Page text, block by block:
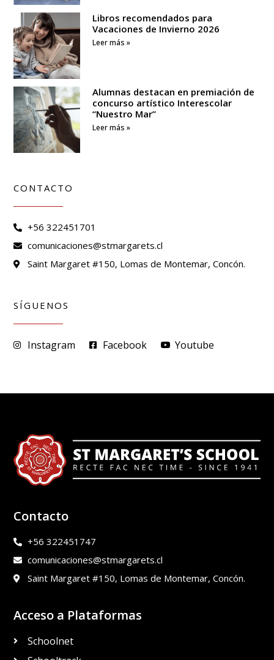
Libros recomendados para
Vacaciones de Invierno 2026
Leer más »
Alumnas destacan en premiación de
concurso artístico Interescolar
“Nuestro Mar”
Leer más »
CONTACTO
+56 322451701
comunicaciones@stmargarets.cl
Saint Margaret #150, Lomas de Montemar, Concón.
SÍGUENOS
Instagram Facebook Youtube
Contacto
+56 322451747
comunicaciones@stmargarets.cl
Saint Margaret #150, Lomas de Montemar, Concón.
Acceso a Plataformas
Schoolnet